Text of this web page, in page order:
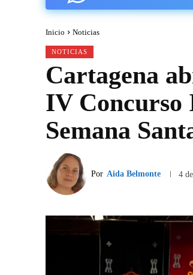
Inicio Noticias
NOTICIAS
Cartagena
IV Concurso
Semana
Por Aida Belmonte 4